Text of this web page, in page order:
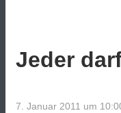
Jeder
7. Januar 2011 um